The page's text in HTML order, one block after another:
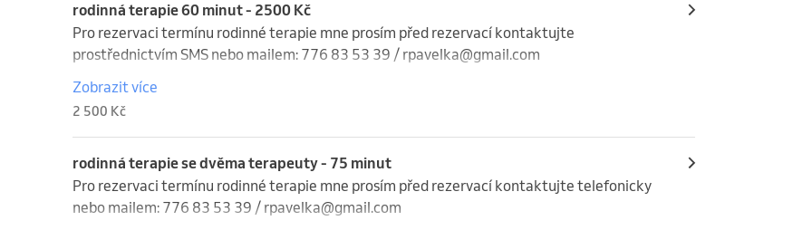
rodinná terapie 60 minut - 2500 Kč
Pro rezervaci termínu rodinné terapie mne prosím před rezervací kontaktujte
prostřednictvím SMS nebo mailem: 776 83 53 39 / rpavelka@gmail.com
Děkuji.
Zobrazit více
2 500 Kč
rodinná terapie se dvěma terapeuty - 75 minut
Pro rezervaci termínu rodinné terapie mne prosím před rezervací kontaktujte telefonicky
nebo mailem: 776 83 53 39 / rpavelka@gmail.com